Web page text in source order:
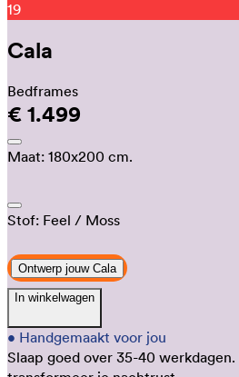
09
Cala
Bedframes
€ 1.499
Maat: 180x200 cm.
Stof: Feel / Moss
Ontwerp jouw Cala
In winkelwagen
• Handgemaakt voor jou
Slaap goed over 35-40 werkdagen.